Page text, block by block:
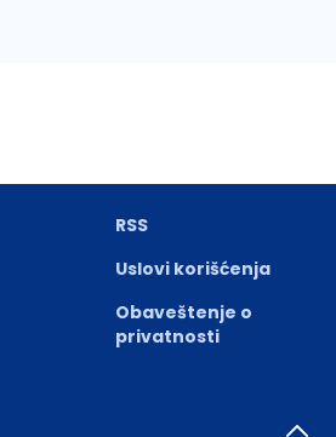
RSS
Uslovi korišćenja
Obaveštenje o
privatnosti